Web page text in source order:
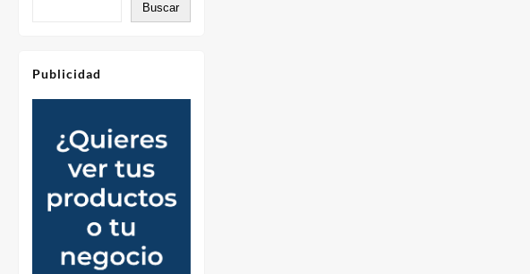
Buscar
Publicidad